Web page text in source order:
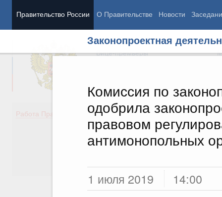
Правительство России О Правительстве Новости
Законопроектная
Комиссия по
одобрила
правовом
антимонопольных
1 июля 2019 14:00
Председатель Правительства
Вице-премьеры
Работа Правительства
Демография
Здоровье
Образование
Культура
Государство